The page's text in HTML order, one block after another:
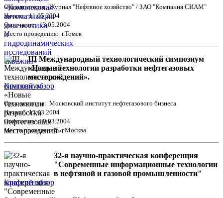
Организаторы: Журнал "Нефтяное хозяйство" / ЗАО "Компания СИАМ"
Начало: 11.05.2004
Окончание: 13.05.2004
Место проведения: г.Томск
III Международный технологический симпозиум
«Новые технологии разработки нефтегазовых
месторождений».
Краткий обзор
Организаторы: Московский институт нефтегазового бизнеса
Начало: 17.03.2004
Окончание: 19.03.2004
Место проведения: г.Москва
32-я научно-практическая конференция
"Современные информационные технологии
в нефтяной и газовой промышленности"
Краткий обзор